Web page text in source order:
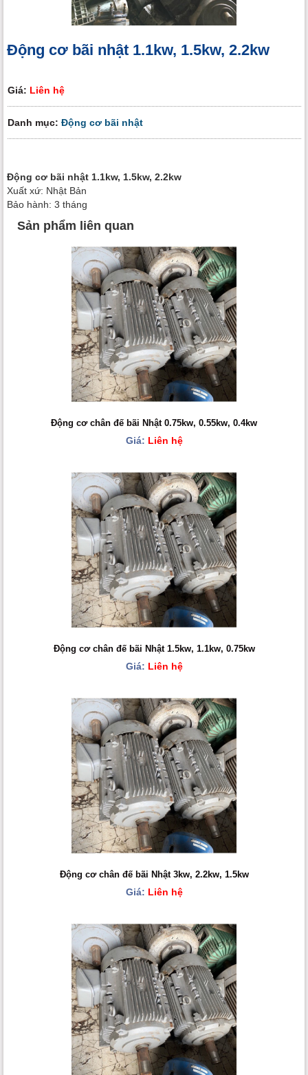
Động cơ bãi nhật 1.1kw, 1.5kw, 2.2kw
Giá: Liên hệ
Danh mục: Động cơ bãi nhật
Động cơ bãi nhật 1.1kw, 1.5kw, 2.2kw
Xuất xứ: Nhật Bản
Bảo hành: 3 tháng
Sản phẩm liên quan
Động cơ chân đế bãi Nhật 0.75kw, 0.55kw, 0.4kw
Giá: Liên hệ
Động cơ chân đế bãi Nhật 1.5kw, 1.1kw, 0.75kw
Giá: Liên hệ
Động cơ chân đế bãi Nhật 3kw, 2.2kw, 1.5kw
Giá: Liên hệ